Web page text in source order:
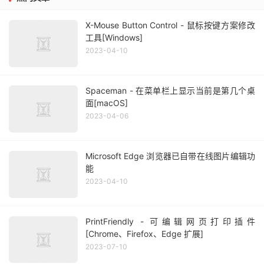
X-Mouse Button Control - 鼠标按键方案修改
工具[Windows]
2023-04-10
Spaceman - 在菜单栏上显示当前是第几个桌
面[macOS]
2023-04-06
Microsoft Edge 浏览器已自带在线图片编辑功
能
2023-04-10
PrintFriendly - 可编辑网页打印插件
[Chrome、Firefox、Edge 扩展]
2023-07-10